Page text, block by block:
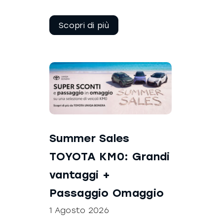
leggere
Summer Sales
TOYOTA KM0: Grandi
vantaggi +
Passaggio Omaggio
1 Agosto 2026